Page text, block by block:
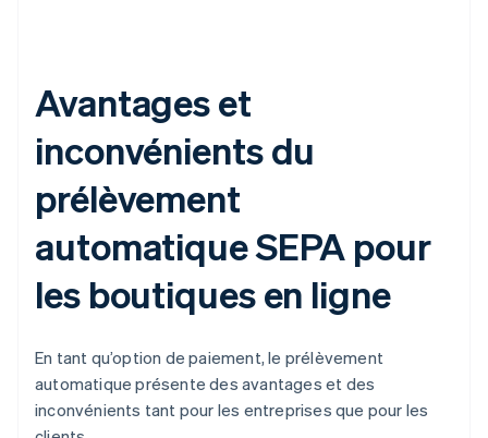
Avantages et
inconvénients du
prélèvement
automatique SEPA pour
les boutiques en ligne
En tant qu’option de paiement, le prélèvement
automatique présente des avantages et des
inconvénients tant pour les entreprises que pour les